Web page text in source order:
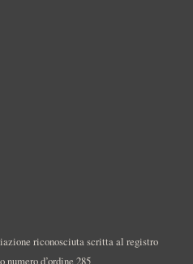
riconosciuta scritta al registro
d’ordine 285